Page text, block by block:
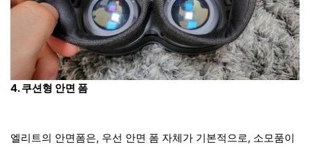
4. 쿠션형 안면 폼
엘리트의 안면폼은, 우선 안면 폼 자체가 기본적으로, 소모품이